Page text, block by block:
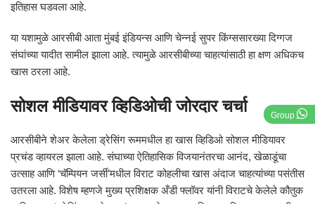
Group
इतिहास घडवला आहे.
या यशामुळे आरसीबी आता मुंबई इंडियन्स आणि चेन्नई सुपर किंग्ससारख्या दिग्गज
संघांच्या यादीत सामील झाला आहे. त्यामुळे आरसीबीच्या चाहत्यांसाठी हा क्षण अधिकच
खास ठरला आहे.
सोशल मीडियावर व्हिडिओची जोरदार चर्चा
आरसीबीने शेअर केलेला ड्रेसिंग रूममधील हा खास व्हिडिओ सोशल मीडियावर
प्रचंड व्हायरल झाला आहे. संघाच्या ऐतिहासिक विजयानंतरचा आनंद, खेळाडूंचा
उत्साह आणि ‘चॅम्पियन जर्सी’मधील विराट कोहलीचा खास अंदाज चाहत्यांच्या पसंतीस
उतरला आहे. विशेष म्हणजे मुख्य प्रशिक्षक अँडी फ्लॉवर यांनी विराटचे केलेले कौतुक